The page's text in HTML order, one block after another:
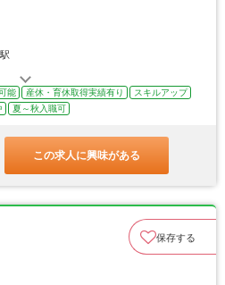
能 産休・育休取得実績有り
スキルアップ
夏～秋入職可
この求人に興味がある
保存する